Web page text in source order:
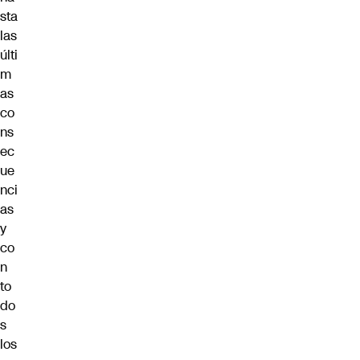
sta
las
últi
m
as
co
ns
ec
ue
nci
as
y
co
n
to
do
s
los